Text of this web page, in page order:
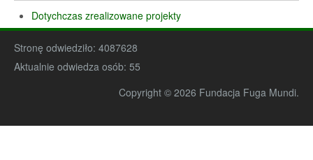
Dotychczas zrealizowane projekty
Stronę odwiedziło: 4087628
Aktualnie odwiedza osób: 55
Copyright © 2026 Fundacja Fuga Mundi.